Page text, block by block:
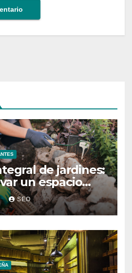
de jardines:
un espacio
SEO